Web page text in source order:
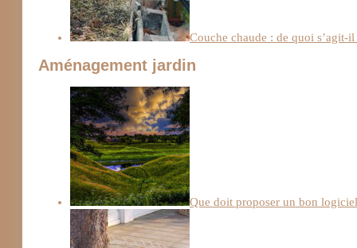
Couche chaude : de quoi s’agit-
Aménagement jardin
Que doit proposer un bon